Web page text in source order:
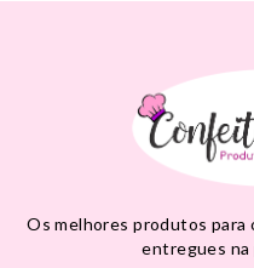
Os melhores produtos para
entregues na